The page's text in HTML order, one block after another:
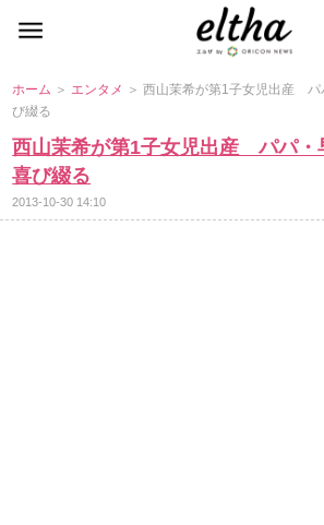
ホーム ＞ エンタメ ＞ 西山茉希が第1子女児出産 パ
び綴る
西山茉希が第1子女児出産 パパ・
喜び綴る
2013-10-30 14:10